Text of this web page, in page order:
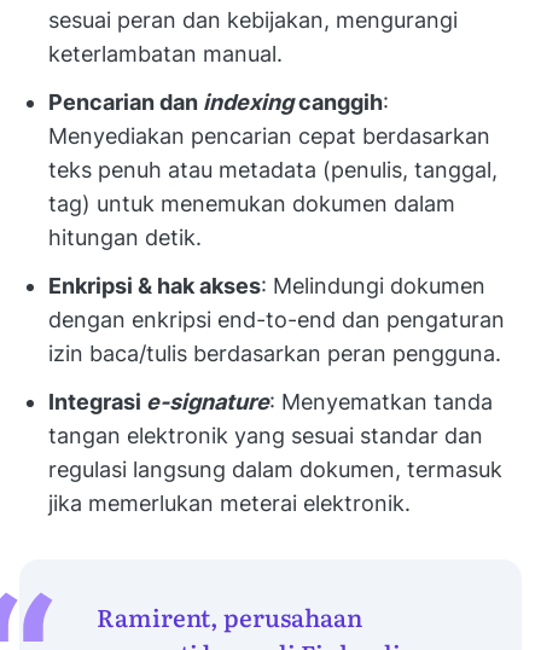
sesuai peran dan kebijakan, mengurangi
keterlambatan manual.
Pencarian dan indexingcanggih:
Menyediakan pencarian cepat berdasarkan
teks penuh atau metadata (penulis, tanggal,
tag) untuk menemukan dokumen dalam
hitungan detik.
Enkripsi & hak akses: Melindungi dokumen
dengan enkripsi end-to-end dan pengaturan
izin baca/tulis berdasarkan peran pengguna.
Integrasi e-signature: Menyematkan tanda
tangan elektronik yang sesuai standar dan
regulasi langsung dalam dokumen, termasuk
jika memerlukan meterai elektronik.
Ramirent, perusahaan